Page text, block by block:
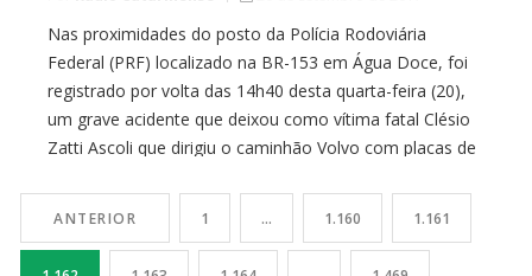
Nas proximidades do posto da Polícia Rodoviária
Federal (PRF) localizado na BR-153 em Água Doce, foi
registrado por volta das 14h40 desta quarta-feira (20),
um grave acidente que deixou como vítima fatal Clésio
Zatti Ascoli que dirigiu o caminhão Volvo com placas de
ANTERIOR 1 … 1.160 1.161